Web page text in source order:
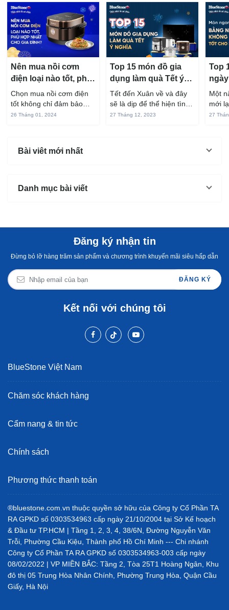
Nên mua nồi cơm
điện loại nào tốt, phù
hợp nhất cho gia
đình?
Chọn mua nồi cơm điện
tốt không chỉ đảm bảo
chất lượng nấu nướng mà
mua hàng không...
26 Tháng 01, 2024
Top 15 món đồ gia
dụng làm quà Tết ý
nghĩa nhất 2024
Tết đến Xuân về và đây
sẽ là dịp để thể hiện tình
cảm với những người yêu
27 Tháng 12, 2023
Top
khỏe
Một
mới
mùa
27
Bài viêt mới nhất
Danh mục bài viết
Đăng ký nhận tin
Đừng bỏ lỡ hàng trăm sản phẩm và chương trình khuyến mãi siêu hấp dẫn
ĐĂNG KÝ
Kết nối với chúng tôi
BlueStone Việt Nam
Chăm sóc khách hàng
Cẩm nang & tin tức
Chính sách
Phương thức thanh toán
®bluestone.com.vn thuộc quyền sở hữu của Công ty Cổ Phần TA
RA GPKD số 0303534963 cấp ngày 21/10/2004 tại Sở Kế hoạch
& Đầu tư TP.HCM | Tầng 1, 2, 3, 4, 38/6N, Đường Nguyễn Văn
Trỗi, Phường Cầu Kiệu, Thành phố Hồ Chí Minh --- Chi nhánh
Công ty Cổ Phần TA RA GPKD số 0303534963-003 cấp ngày
08/02/2022 | VP MIỀN BẮC: Tầng 2, Tòa 25T1 Hoàng Ngân, Khu
đô thị 05 Trung Hòa Nhân Chính, Phường Trung Hòa, Quận Cầu
Giấy, Hà Nội